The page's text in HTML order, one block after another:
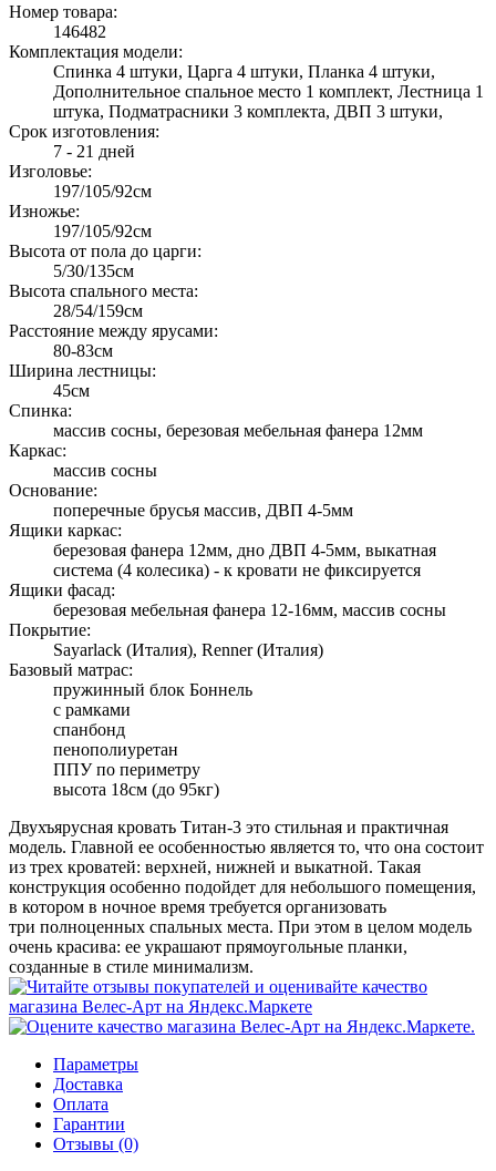
Номер товара:
146482
Комплектация модели:
Спинка 4 штуки, Царга 4 штуки, Планка 4 штуки,
Дополнительное спальное место 1 комплект, Лестница 1
штука, Подматрасники 3 комплекта, ДВП 3 штуки,
Срок изготовления:
7 - 21 дней
Изголовье:
197/105/92см
Изножье:
197/105/92см
Высота от пола до царги:
5/30/135см
Высота спального места:
28/54/159см
Расстояние между ярусами:
80-83см
Ширина лестницы:
45см
Спинка:
массив сосны, березовая мебельная фанера 12мм
Каркас:
массив сосны
Основание:
поперечные брусья массив, ДВП 4-5мм
Ящики каркас:
березовая фанера 12мм, дно ДВП 4-5мм, выкатная
система (4 колесика) - к кровати не фиксируется
Ящики фасад:
березовая мебельная фанера 12-16мм, массив сосны
Покрытие:
Sayarlack (Италия), Renner (Италия)
Базовый матрас:
пружинный блок Боннель
с рамками
спанбонд
пенополиуретан
ППУ по периметру
высота 18см (до 95кг)
Двухъярусная кровать Титан-3 это стильная и практичная
модель. Главной ее особенностью является то, что она состоит
из трех кроватей: верхней, нижней и выкатной. Такая
конструкция особенно подойдет для небольшого помещения,
в котором в ночное время требуется организовать
три полноценных спальных места. При этом в целом модель
очень красива: ее украшают прямоугольные планки,
созданные в стиле минимализм.
Параметры
Доставка
Оплата
Гарантии
Отзывы (0)